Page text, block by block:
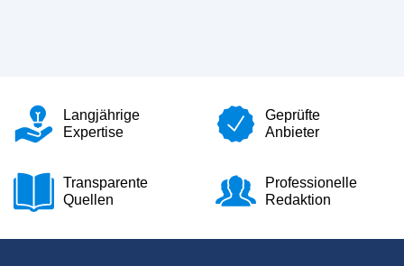
Langjährige
Expertise
Geprüfte
Anbieter
Transparente
Quellen
Professionelle
Redaktion